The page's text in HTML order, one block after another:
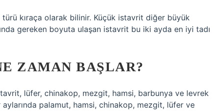
kıraça olarak bilinir. Küçük istavrit diğer büyük
gereken boyuta ulaşan istavrit bu iki ayda en iyi tadı
ZAMAN BAŞLAR?
lüfer, chinakop, mezgit, hamsi, barbunya ve levrek
aylarında palamut, hamsi, chinakop, mezgit, lüfer ve